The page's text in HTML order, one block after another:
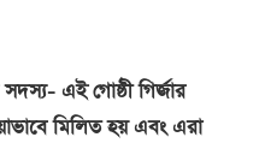
সদস্য- এই গোষ্ঠী গির্জার
মিলিত হয় এবং এরা